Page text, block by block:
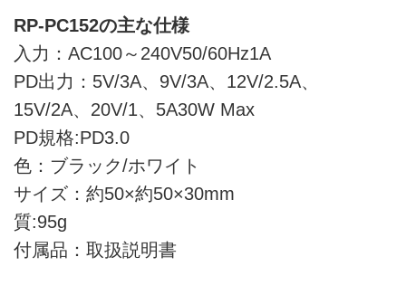
RP-PC152の主な仕様
入力：AC100～240V50/60Hz1A
PD出力：5V/3A、9V/3A、12V/2.5A、
15V/2A、20V/1、5A30W Max
PD規格:PD3.0
色：ブラック/ホワイト
サイズ：約50×約50×30mm
質:95g
付属品：取扱説明書